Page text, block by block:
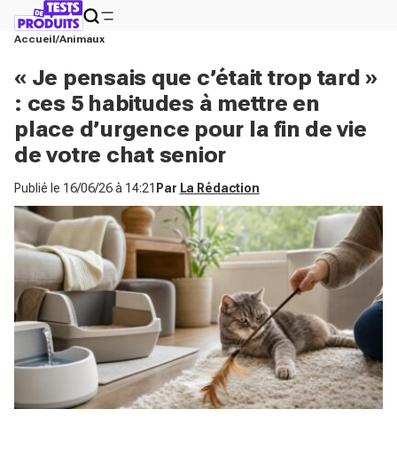
Accueil Animaux
« Je pensais que c’était trop tard »
: ces 5 habitudes à mettre en
place d’urgence pour la fin de vie
de votre chat senior
Publié le 16/06/26 à 14:21 Par La Rédaction